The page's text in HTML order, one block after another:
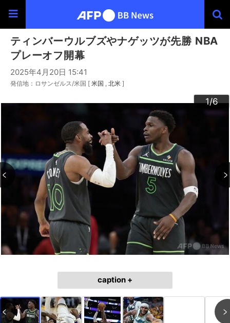
ティンバーウルブズやナゲッツが先勝 NBA
プレーオフ開幕
2025年4月20日 15:41
発信地：ロサンゼルス/米国 [ 米国 北米 ]
1/6
2/6
3/6
4/6
5/6
6/6
caption +